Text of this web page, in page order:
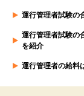
運行管理者試験の
運行管理者試験の
を紹介
運行管理者の給料